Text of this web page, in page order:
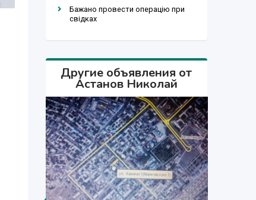
Бажано провести операцію при
свідках
Другие объявления от
Астанов Николай